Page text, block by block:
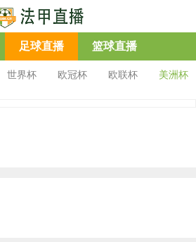
足球直播 篮球直播
世界杯 欧冠杯 欧联杯 美洲杯